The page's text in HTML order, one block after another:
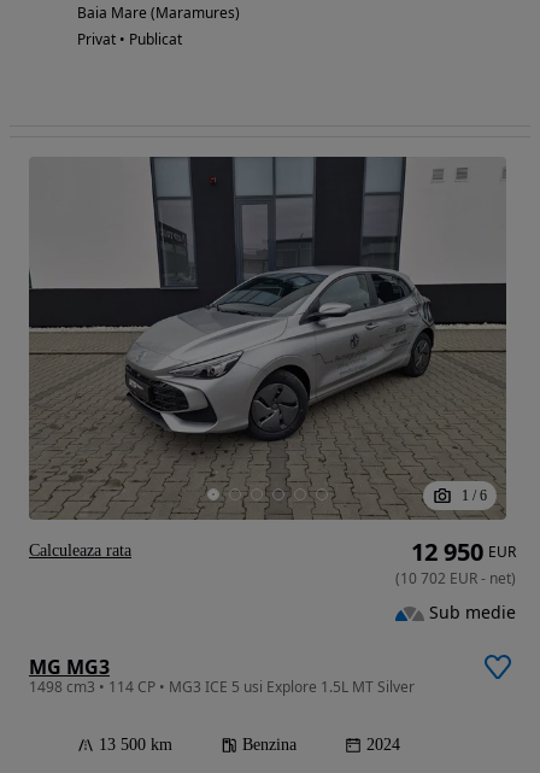
Baia Mare (Maramures)
Privat • Publicat
1 / 6
MG MG3
1498 cm3 • 114 CP • MG3 ICE 5 usi Explore 1.5L MT Silver
13 500 km Benzina 2024
12 950 EUR
(10 702 EUR- net)
Sub medie
Calculeaza rata